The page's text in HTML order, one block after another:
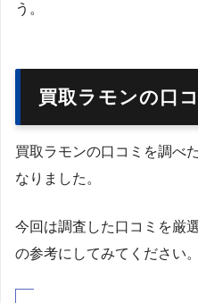
う。
買取ラモンの口
買取ラモンの口コミを調べ
なりました。
今回は調査した口コミを厳
の参考にしてみてください。